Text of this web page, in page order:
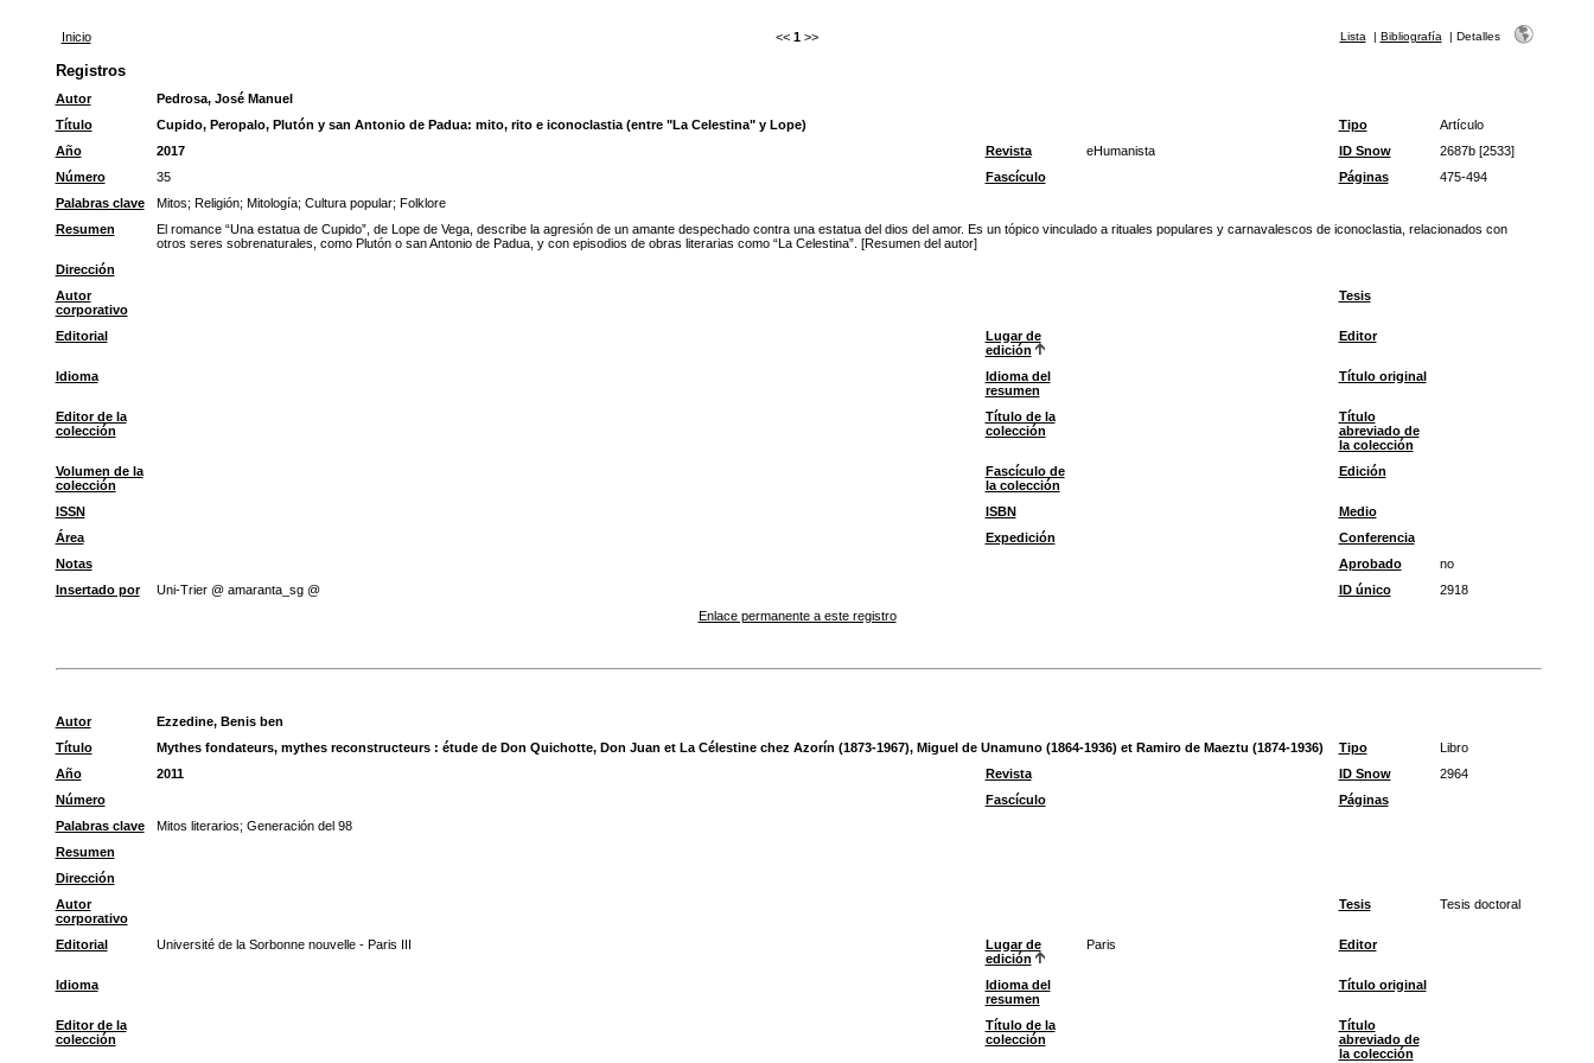
Inicio << 1 >> Lista | Bibliografía | Detalles
Registros
Autor
Pedrosa, José Manuel
Título
Cupido, Peropalo, Plutón y san Antonio de Padua: mito, rito e iconoclastia (entre "La Celestina" y Lope) Tipo
Artículo
Año
2017 Revista eHumanista ID Snow
2687b [2533]
Número
35 Fascículo Páginas
475-494
Palabras clave
Mitos; Religión; Mitología; Cultura popular; Folklore
Resumen
El romance “Una estatua de Cupido”, de Lope de Vega, describe la agresión de un amante despechado contra una estatua del dios del amor. Es un tópico vinculado a rituales populares y carnavalescos de iconoclastia, relacionados con
otros seres sobrenaturales, como Plutón o san Antonio de Padua, y con episodios de obras literarias como “La Celestina”. [Resumen del autor]
Dirección
Autor
corporativo
Tesis
Editorial
Lugar de
edición
Editor
Idioma
Idioma del
resumen
Título original
Editor de la
colección
Título de la
colección
Título
abreviado de
la colección
Volumen de la
colección
Fascículo de
la colección
Edición
ISSN ISBN
Medio
Área
Expedición
Conferencia
Notas
Aprobado
no
Insertado por
Uni-Trier @ amaranta_sg @ ID único
2918
Enlace permanente a este registro
Autor
Ezzedine, Benis ben
Título
Mythes fondateurs, mythes reconstructeurs : étude de Don Quichotte, Don Juan et La Célestine chez Azorín (1873-1967), Miguel de Unamuno (1864-1936) et Ramiro de Maeztu (1874-1936) Tipo
Libro
Año
2011 Revista ID Snow
2964
Número
Fascículo
Páginas
Palabras clave
Mitos literarios; Generación del 98
Resumen
Dirección
Autor
corporativo
Tesis Tesis doctoral
Editorial Université de la Sorbonne nouvelle - Paris III
Lugar de
edición
Paris Editor
Idioma
Idioma del
resumen
Título original
Editor de la
colección
Título de la
colección
Título
abreviado de
la colección